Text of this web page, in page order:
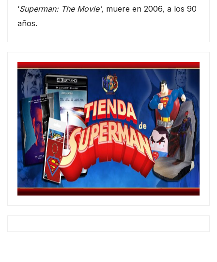
‘Superman: The Movie’, muere en 2006, a los 90
años.